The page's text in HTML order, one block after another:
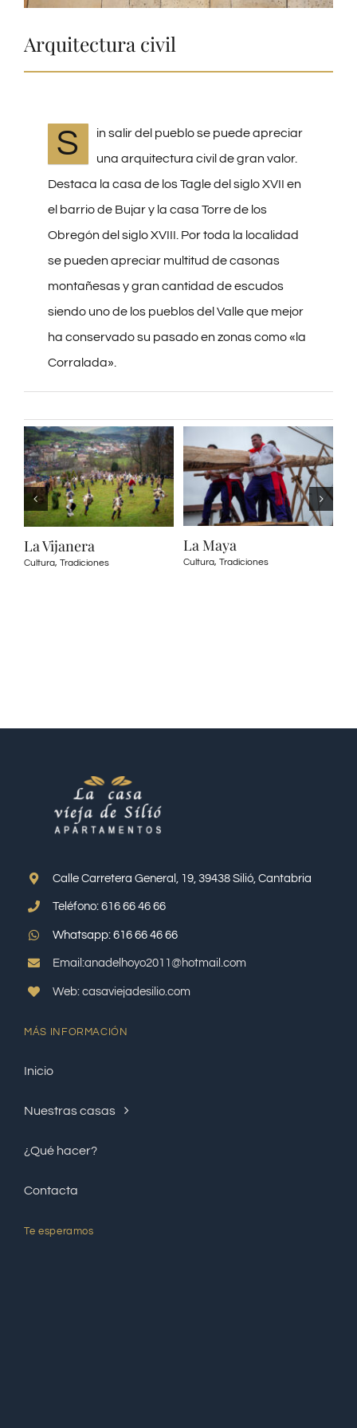
Arquitectura civil
S
in salir del pueblo se puede apreciar
una arquitectura civil de gran valor.
Destaca la casa de los Tagle del siglo XVII en
el barrio de Bujar y la casa Torre de los
Obregón del siglo XVIII. Por toda la localidad
se pueden apreciar multitud de casonas
montañesas y gran cantidad de escudos
siendo uno de los pueblos del Valle que mejor
ha conservado su pasado en zonas como «la
Corralada».
La Vijanera
Cultura, Tradiciones
La Maya
Cultura, Tradiciones
Calle Carretera General, 19, 39438 Silió, Cantabria
Teléfono: 616 66 46 66
Whatsapp: 616 66 46 66
Email:anadelhoyo2011@hotmail.com
Web: casaviejadesilio.com
MÁS INFORMACIÓN
Inicio
Nuestras casas
¿Qué hacer?
Contacta
Te esperamos